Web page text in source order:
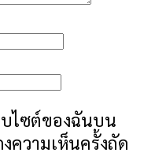
ไซต์ของฉันบน
ความเห็นครั้งถัด